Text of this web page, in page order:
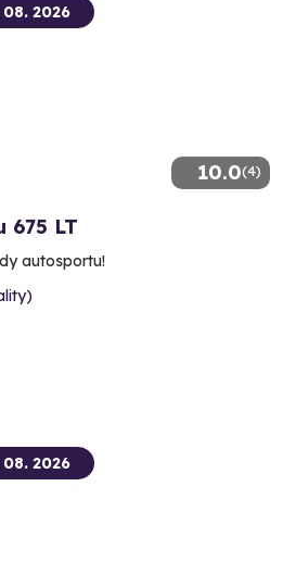
10.0(4)
2026
675 LT
autosportu!
2026